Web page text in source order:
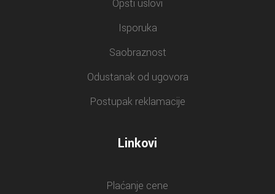
Opšti uslovi
Isporuka
Saobraznost
Odustanak od ugovora
Postupak reklamacije
Linkovi
Plaćanje cene